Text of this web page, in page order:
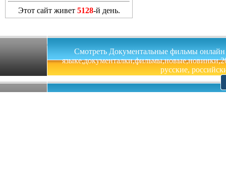
Этот сайт живет 5128-й день.
Смотреть Документальные фильмы онлайн
русские,